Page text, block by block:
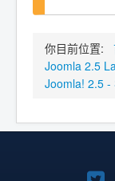
你目前位置:
Joomla 2.5
Joomla! 2.5 -